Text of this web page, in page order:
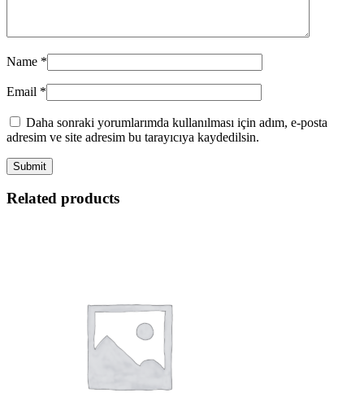
Name *
Email *
Daha sonraki yorumlarımda kullanılması için adım, e-posta
adresim ve site adresim bu tarayıcıya kaydedilsin.
Related products